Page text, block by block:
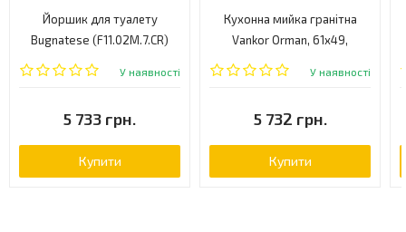
Йоршик для туалету
Bugnatese (F11.02M.7.CR)
У наявності
5 733 грн.
Купити
Кухонна мийка гранітна
Vankor Orman, 61x49,
бежевий (ORMAN OMP 03.61
BEIGE)
У наявності
5 732 грн.
Купити